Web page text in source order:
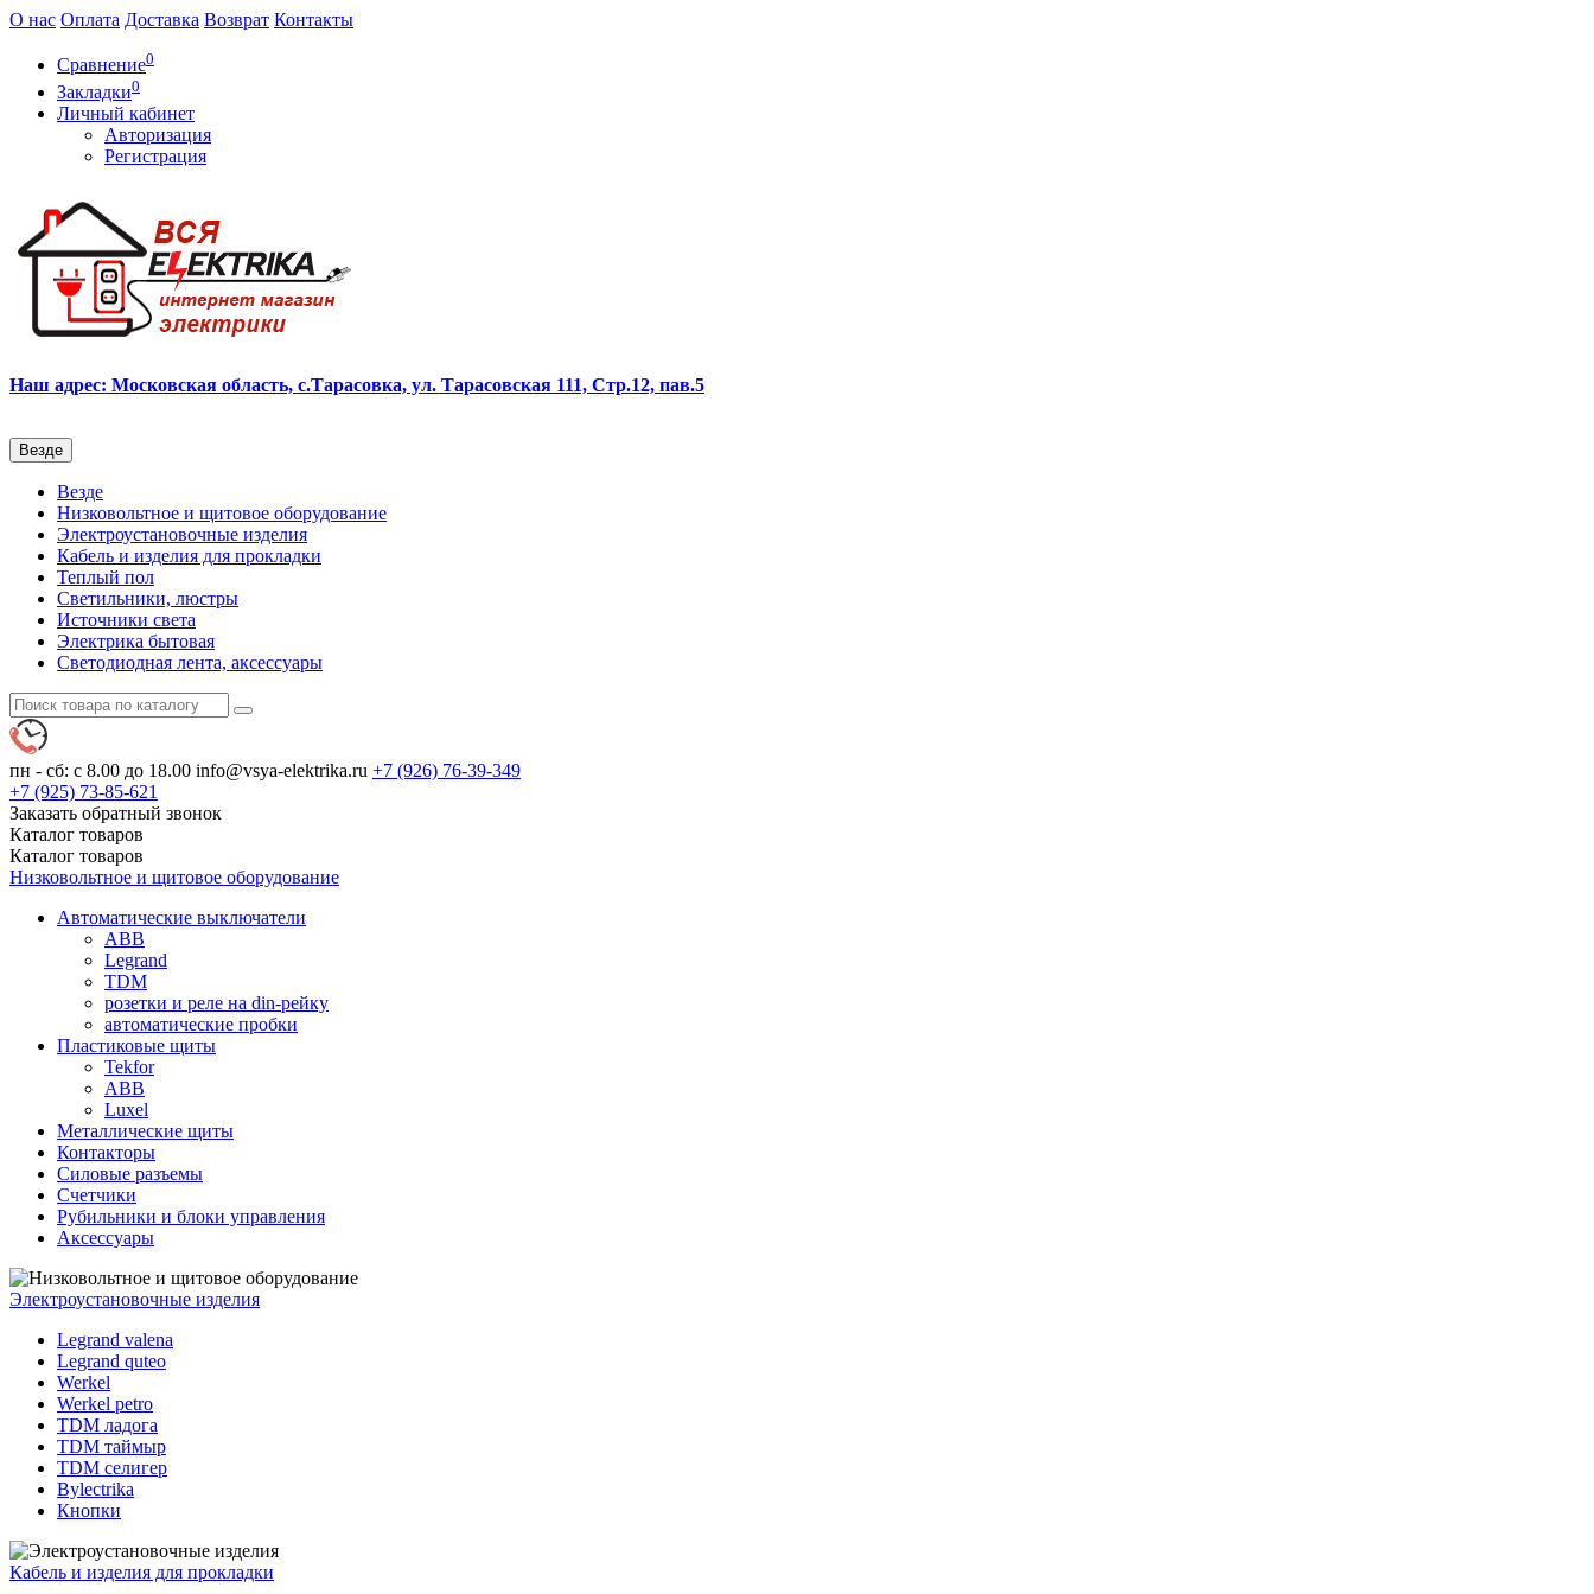
О нас Оплата Доставка Возврат Контакты
Сравнение0
Закладки0
Личный кабинет
Авторизация
Регистрация
Наш адрес: Московская область, с.Тарасовка, ул. Тарасовская 111, Стр.12, пав.5
Везде
Везде
Низковольтное и щитовое оборудование
Электроустановочные изделия
Кабель и изделия для прокладки
Теплый пол
Светильники, люстры
Источники света
Электрика бытовая
Светодиодная лента, аксессуары
пн - сб: с 8.00 до 18.00 info@vsya-elektrika.ru +7 (926) 76-39-349
+7 (925) 73-85-621
Заказать обратный звонок
Каталог товаров
Каталог товаров
Низковольтное и щитовое оборудование
Автоматические выключатели
ABB
Legrand
TDM
розетки и реле на din-рейку
автоматические пробки
Пластиковые щиты
Tekfor
ABB
Luxel
Металлические щиты
Контакторы
Силовые разъемы
Счетчики
Рубильники и блоки управления
Аксессуары
Электроустановочные изделия
Legrand valena
Legrand quteo
Werkel
Werkel petro
TDM ладога
TDM таймыр
TDM селигер
Bylectrika
Кнопки
Кабель и изделия для прокладки